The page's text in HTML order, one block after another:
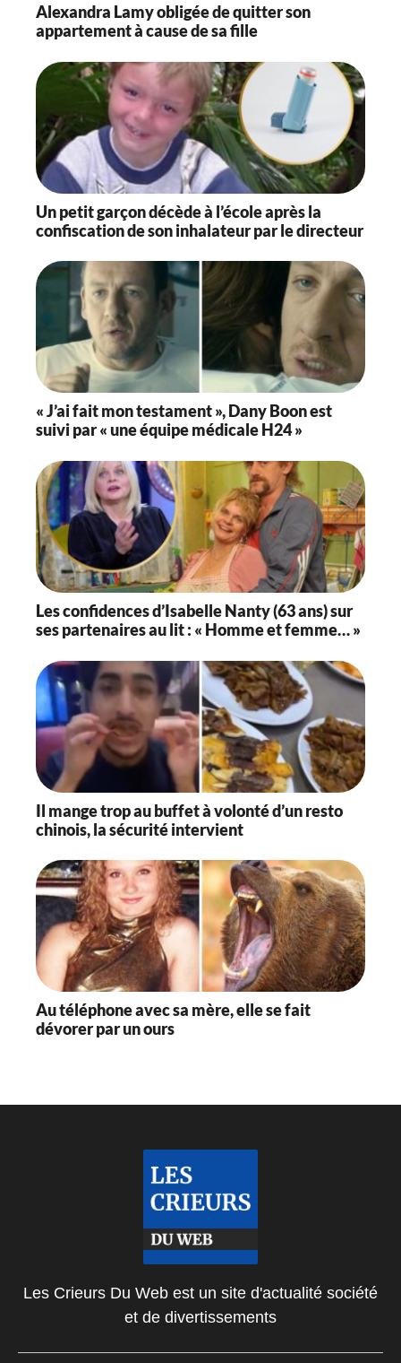
Alexandra Lamy obligée de quitter son
appartement à cause de sa fille
Un petit garçon décède à l’école après la
confiscation de son inhalateur par le directeur
« J’ai fait mon testament », Dany Boon est
suivi par « une équipe médicale H24 »
Les confidences d’Isabelle Nanty (63 ans) sur
ses partenaires au lit : « Homme et femme… »
Il mange trop au buffet à volonté d’un resto
chinois, la sécurité intervient
Au téléphone avec sa mère, elle se fait
dévorer par un ours
Les Crieurs Du Web est un site d'actualité société
et de divertissements